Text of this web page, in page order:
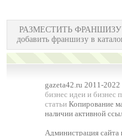
РАЗМЕСТИТЬ ФРАНШИЗУ
добавить франшизу в
gazeta42.ru 2011-
бизнес идеи и бизнес
статьи Копирование
наличии активной
Администрация сайта